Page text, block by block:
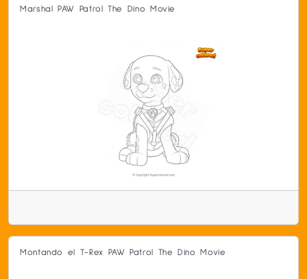
Marshal PAW Patrol The Dino Movie
Montando el T-Rex PAW Patrol The Dino Movie